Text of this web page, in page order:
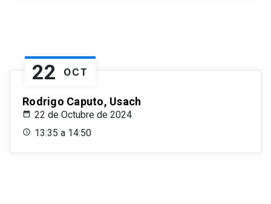
22 OCT
Rodrigo Caputo, Usach
22 de Octubre de 2024
13:35 a 14:50